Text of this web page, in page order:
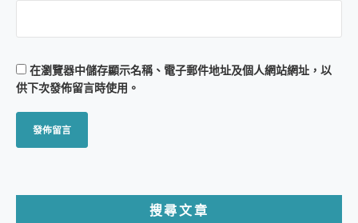
在瀏覽器中儲存顯示名稱、電子郵件地址及個人網站網址，以
供下次發佈留言時使用。
搜尋文章